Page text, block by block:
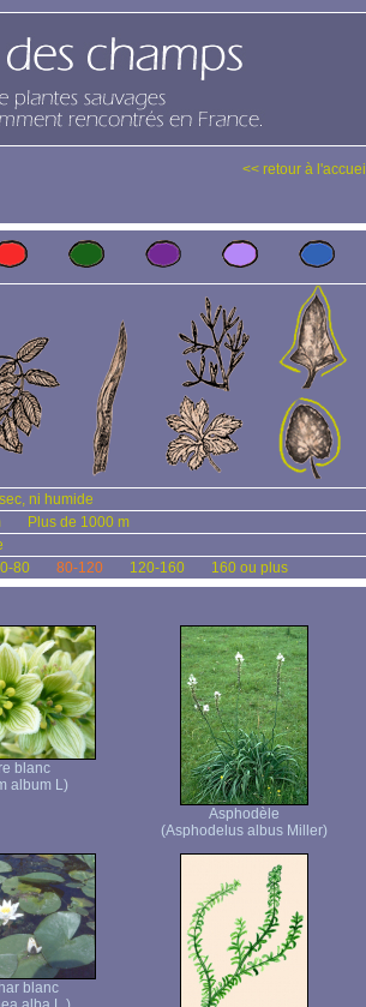
<< retour à l'accueil
ni humide
Plus de 1000 m
80 80-120 120-160 160 ou plus
blanc
album L)
Asphodèle
(Asphodelus albus Miller)
blanc